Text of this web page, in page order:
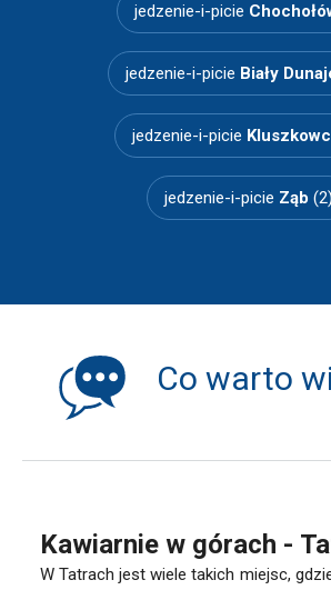
jedzenie-i-picie
jedzenie-i-picie Biały
jedzenie-i-picie
jedzenie-i-picie Ząb (2)
Co warto
Kawiarnie w górach -
W Tatrach jest wiele takich miejsc,